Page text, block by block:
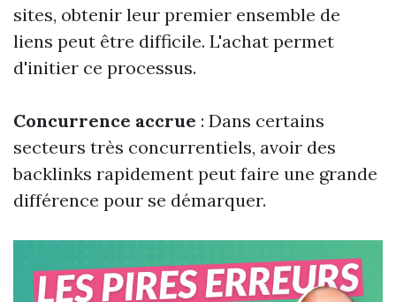
sites, obtenir leur premier ensemble de
liens peut être difficile. L'achat permet
d'initier ce processus.
Concurrence accrue : Dans certains
secteurs très concurrentiels, avoir des
backlinks rapidement peut faire une grande
différence pour se démarquer.